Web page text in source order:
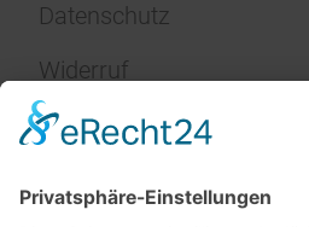
Datenschutz
Widerruf
Impressum